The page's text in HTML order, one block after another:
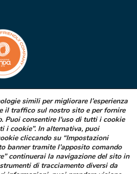
DI EFFETTI
DA FARMACI
indesiderati durante l’assunzione di
o ne hai riscontrato dei difetti puoi
al tuo medico curante, al farmacista
simili per migliorare l’esperienza
il traffico sul nostro sito e per fornire
Puoi consentire l'uso di tutti i cookie
i cookie”. In alternativa, puoi
cliccando su “Impostazioni
banner tramite l’apposito comando
continuerai la navigazione del sito in
di tracciamento diversi da